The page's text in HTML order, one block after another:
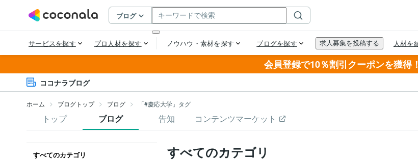
会員登録で10％割引クーポンを獲得！
ココナラブログ
ホーム ブログトップ ブログ 「#慶応大学」タグ
トップ ブログ 告知 コンテンツマーケット
すべてのカテゴリ
すべてのカテゴリ